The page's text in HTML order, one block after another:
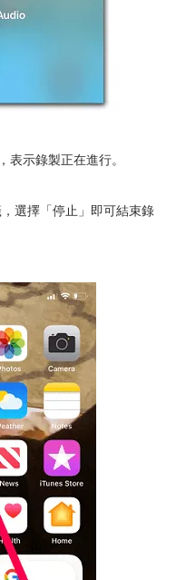
示錄製正在進行。
選擇「停止」即可結束錄